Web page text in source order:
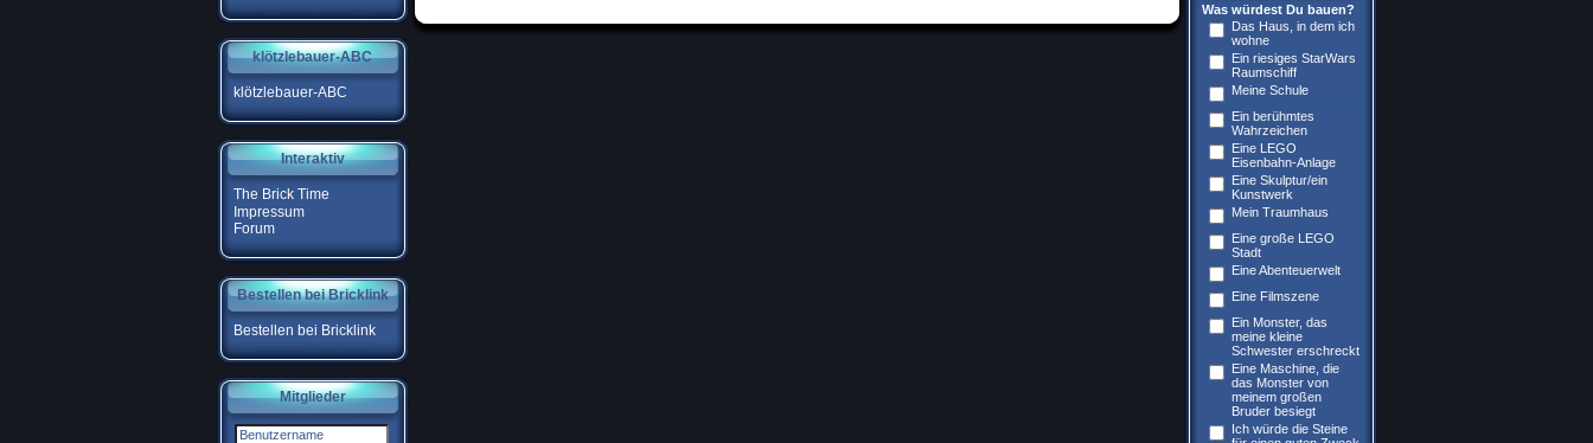
klötzlebauer-ABC
klötzlebauer-ABC
Interaktiv
The Brick Time
Impressum
Forum
Bestellen bei Bricklink
Bestellen bei Bricklink
Mitglieder
Was würdest Du bauen?
Das Haus, in dem ich
wohne
Ein riesiges StarWars
Raumschiff
Meine Schule
Ein berühmtes
Wahrzeichen
Eine LEGO
Eisenbahn-Anlage
Eine Skulptur/ein
Kunstwerk
Mein Traumhaus
Eine große LEGO
Stadt
Eine Abenteuerwelt
Eine Filmszene
Ein Monster, das
meine kleine
Schwester erschreckt
Eine Maschine, die
das Monster von
meinem großen
Bruder besiegt
Ich würde die Steine